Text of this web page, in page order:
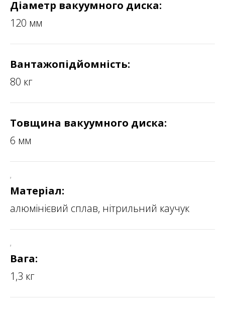
Діаметр вакуумного диска:
120 мм
Вантажопідйомність:
80 кг
Товщина вакуумного диска:
6 мм
у
Матеріал:
алюмінієвий сплав, нітрильний каучук
у
Вага:
1,3 кг